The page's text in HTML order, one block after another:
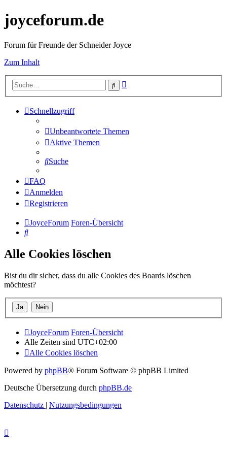
joyceforum.de
Forum für Freunde der Schneider Joyce
Zum Inhalt
Suche
Schnellzugriff
Unbeantwortete Themen
Aktive Themen
Suche
FAQ
Anmelden
Registrieren
JoyceForum Foren-Übersicht
Suche
Alle Cookies löschen
Bist du dir sicher, dass du alle Cookies des Boards löschen
möchtest?
JoyceForum Foren-Übersicht
Alle Zeiten sind UTC+02:00
Alle Cookies löschen
Powered by phpBB® Forum Software © phpBB Limited
Deutsche Übersetzung durch phpBB.de
Datenschutz | Nutzungsbedingungen